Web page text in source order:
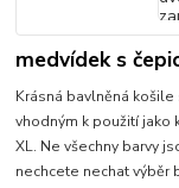
medvídek s
Krásná bavlněná
vhodným k použití jako
XL. Ne všechny barvy
nechcete nechat výběr